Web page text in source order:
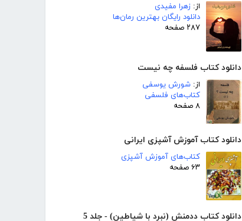
از: زهرا مفیدی
دانلود رایگان بهترین رمان‌ها
۲۸۷ صفحه
دانلود کتاب فلسفه چه نیست
از: شورش یوسفی
کتاب‌های فلسفی
۸ صفحه
دانلود کتاب آموزش آشپزی ایرانی
کتاب‌های آموزش آشپزی
۶۳ صفحه
دانلود کتاب ددمنش (نبرد با شیاطین) - جلد 5